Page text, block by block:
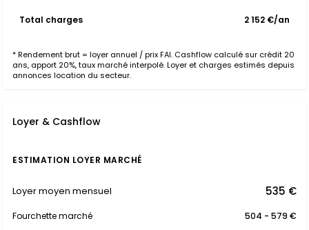
Total charges 2 152 €/an
* Rendement brut = loyer annuel / prix FAI. Cashflow calculé sur crédit 20
ans, apport 20%, taux marché interpolé. Loyer et charges estimés depuis
annonces location du secteur.
Loyer & Cashflow
ESTIMATION LOYER MARCHÉ
Loyer moyen mensuel 535 €
Fourchette marché 504 - 579 €